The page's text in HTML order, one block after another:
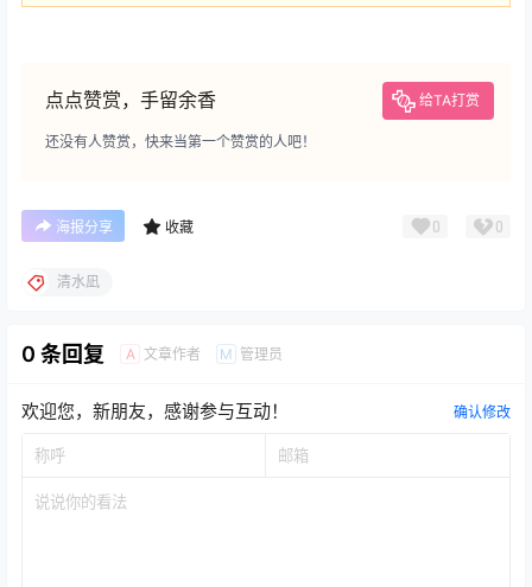
点点赞赏，手留余香 给TA打赏
还没有人赞赏，快来当第一个赞赏的人吧！
海报分享 收藏 0 0
清水凪
0 条回复 A 文章作者 M 管理员
欢迎您，新朋友，感谢参与互动！ 确认修改